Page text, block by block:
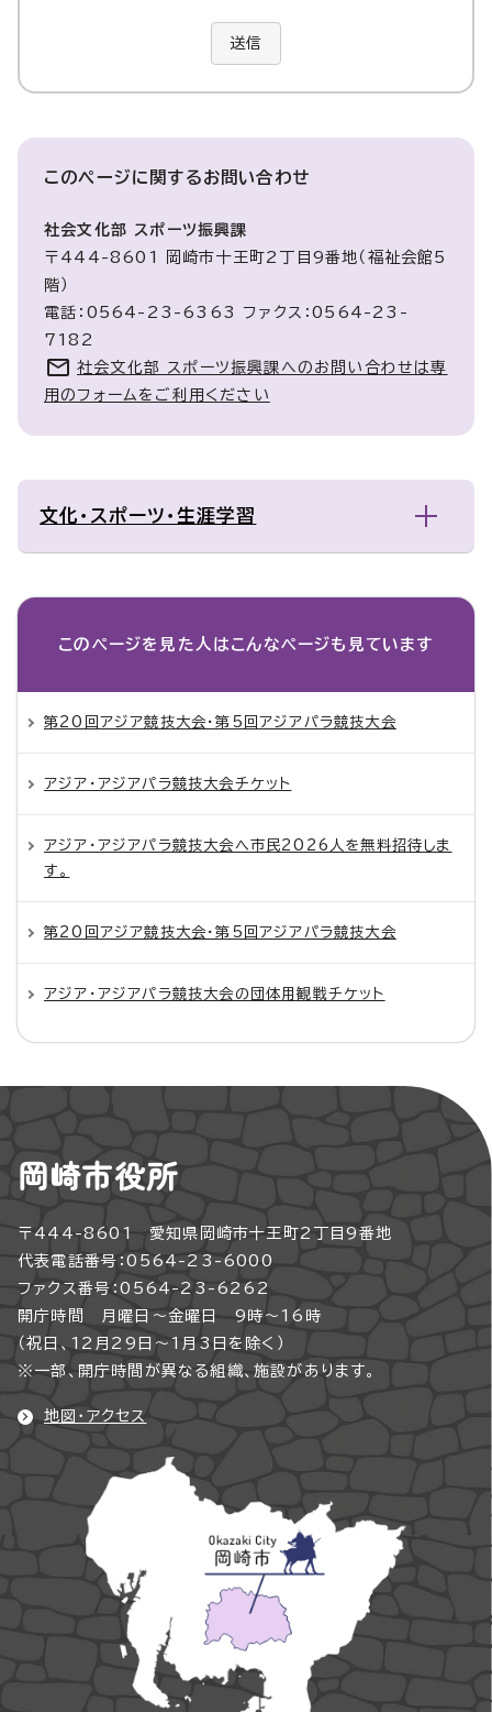
送信
このページに関するお問い合わせ
社会文化部 スポーツ振興課
〒444-8601 岡崎市十王町2丁目9番地（福祉会館5
階）
電話：0564-23-6363 ファクス：0564-23-
7182
社会文化部 スポーツ振興課へのお問い合わせは専
用のフォームをご利用ください
文化・スポーツ・生涯学習
このページを見た人は こんなページも見ています
第20回アジア競技大会・第5回アジアパラ競技大会
アジア・アジアパラ競技大会チケット
アジア・アジアパラ競技大会へ市民2026人を無料招待しま
す。
第20回アジア競技大会・第5回アジアパラ競技大会
アジア・アジアパラ競技大会の団体用観戦チケット
岡崎市役所
〒444-8601 愛知県岡崎市十王町2丁目9番地
代表電話番号：0564-23-6000
ファクス番号：0564-23-6262
開庁時間 月曜日～金曜日 9時～16時
（祝日、12月29日～1月3日を除く）
※一部、開庁時間が異なる組織、施設があります。
地図・アクセス